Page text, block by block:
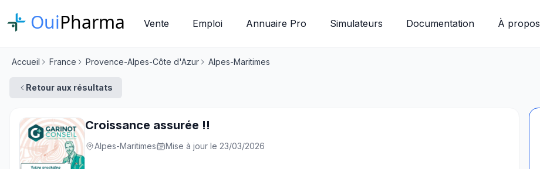
OuiPharma Vente Emploi Annuaire Pro Simulateurs Documentation À propos
Accueil France Provence-Alpes-Côte d'Azur Alpes-Maritimes
Retour aux résultats
Croissance assurée !!
Alpes-Maritimes Mise à jour le 23/03/2026